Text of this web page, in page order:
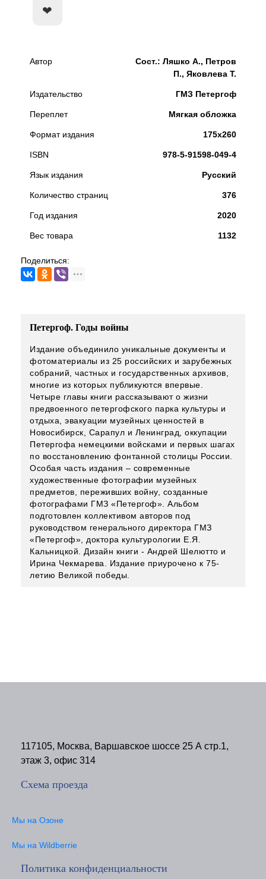
Автор
Сост.: Ляшко А., Петров
П., Яковлева Т.
Издательство ГМЗ Петергоф
Переплет Мягкая обложка
Формат издания 175х260
ISBN 978-5-91598-049-4
Язык издания Русский
Количество страниц 376
Год издания 2020
Вес товара 1132
Поделиться:
Петергоф. Годы войны
Издание объединило уникальные документы и
фотоматериалы из 25 российских и зарубежных
собраний, частных и государственных архивов,
многие из которых публикуются впервые.
Четыре главы книги рассказывают о жизни
предвоенного петергофского парка культуры и
отдыха, эвакуации музейных ценностей в
Новосибирск, Сарапул и Ленинград, оккупации
Петергофа немецкими войсками и первых шагах
по восстановлению фонтанной столицы России.
Особая часть издания – современные
художественные фотографии музейных
предметов, переживших войну, созданные
фотографами ГМЗ «Петергоф». Альбом
подготовлен коллективом авторов под
руководством генерального директора ГМЗ
«Петергоф», доктора культурологии Е.Я.
Кальницкой. Дизайн книги - Андрей Шелютто и
Ирина Чекмарева. Издание приурочено к 75-
летию Великой победы.
117105, Москва, Варшавское шоссе 25 А стр.1,
этаж 3, офис 314
Схема проезда
Мы на Озоне
Мы на Wildberrie
Политика конфиденциальности